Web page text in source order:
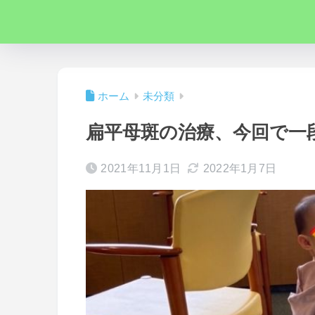
ホーム 未分類
扁平母斑の治療、今回で一
2021年11月1日 2022年1月7日